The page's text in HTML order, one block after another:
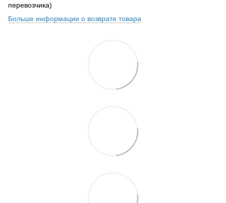
перевозчика)
Больше информации о возврате товара